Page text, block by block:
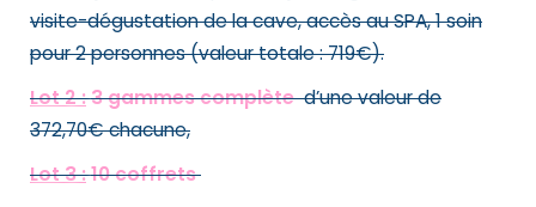
visite-dégustation de la cave, accès au SPA, 1 soin
pour 2 personnes (valeur totale : 719€).
Lot 2 :3 gammes complèted’une valeur de
372,70€ chacune,
Lot 3 :10 coffrets